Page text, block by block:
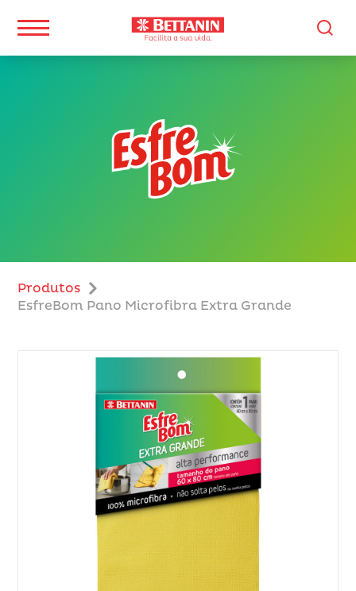
Produtos
EsfreBom Pano Microfibra Extra Grande